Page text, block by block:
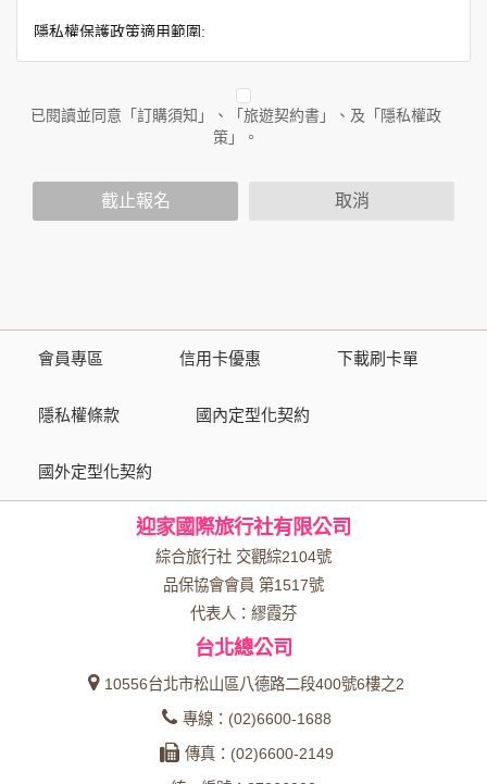
隱私權保護政策適用範圍:
務時收集到的身份識別資料，也包括本公司如何處理在商業合
作與本公司合作時分享的任何身份識別資料。隱私權保護政策
不適用於本公司以外的公司或網站群，與非本站所僱用或管理
放連結的廠商也可能蒐集您個人的資料。對於您主動提供的個
人資訊，這些廣告廠商或連結網站有其個別的隱私權保護政
策，其資料處理措施不適用於本公司隱私權保護政策。
資料的蒐集與使用方式:
為了在本網站提供您最佳的互動性服務，可能會請您提供相關
本網站在您使用服務信箱、問卷調查等互動性功能時，會保留
於一般瀏覽時，伺服器會自行記錄相關行徑，包括您使用連線
設備的 IP 位址、使用時間、使用的瀏覽器、瀏覽及點選資料記
錄等，做為我們增進網站服務的參考依據，此記錄為內部應
用，決不對外公布。
為提供精確的服務，我們會將收集的問卷調查內容進行統計與
分析，分析結果之統計數據或說明文字呈現，除供內部研究
外，我們會視需要公佈統計數據及說明文字，但不涉及特定個
除非取得您的同意或其他法令之特別規定，本網站絕不會將您
的個人資料揭露予第三人或使用於蒐集目的以外之其他用途。
已閱讀並同意「訂購須知」、「旅遊契約書」、及「隱私權政
策」。
截止報名 取消
會員專區 信用卡優惠 下載刷卡單
隱私權條款 國內定型化契約
國外定型化契約
迎家國際旅行社有限公司
綜合旅行社 交觀綜2104號
品保協會會員 第1517號
代表人：繆霞芬
台北總公司
10556台北市松山區八德路二段400號6樓之2
專線：(02)6600-1688
傳真：(02)6600-2149